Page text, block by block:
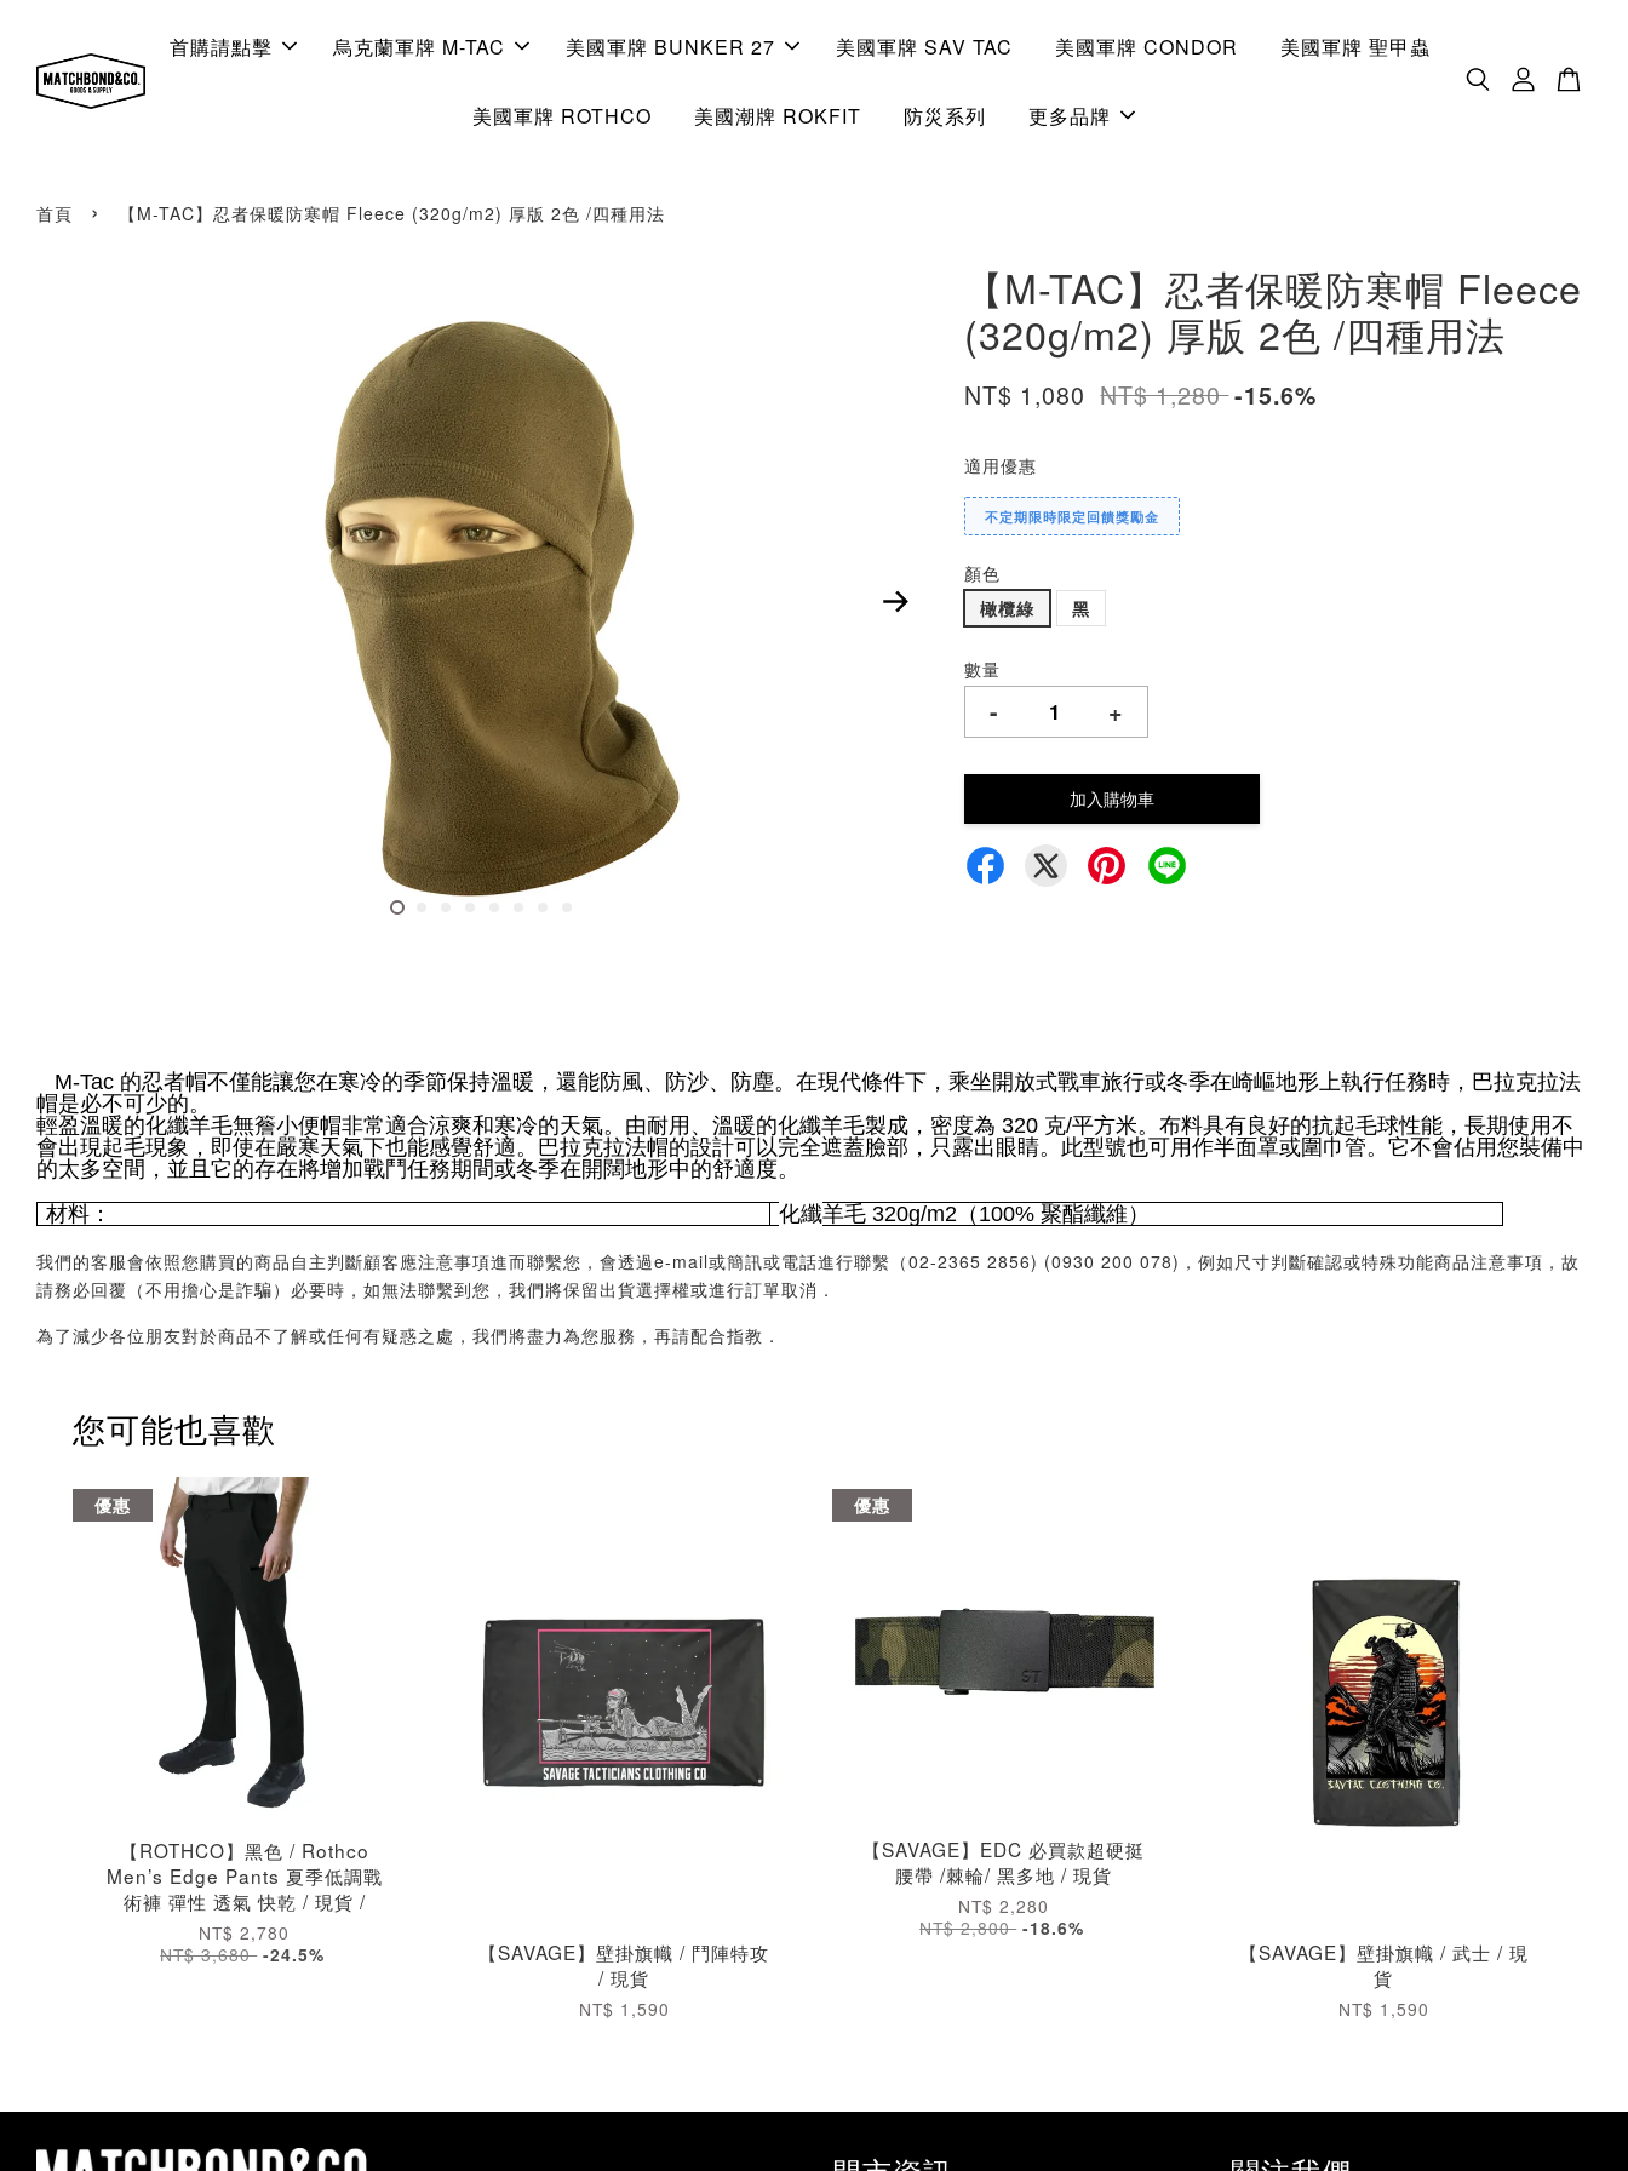
首購請點擊 烏克蘭軍牌 M-TAC 美國軍牌 BUNKER 27 美國軍牌 SAV TAC 美國軍牌 CONDOR 美國軍牌 聖甲蟲
美國軍牌 ROTHCO 美國潮牌 ROKFIT 防災系列 更多品牌
首頁 › 【M-TAC】忍者保暖防寒帽 Fleece (320g/m2) 厚版 2色 /四種用法
【M-TAC】忍者保暖防寒帽 Fleece
(320g/m2) 厚版 2色 /四種用法
NT$ 1,080 NT$ 1,280-15.6%
適用優惠
不定期限時限定回饋獎勵金
顏色
橄欖綠
黑
數量
- +
加入購物車
M-Taс 的忍者帽不僅能讓您在寒冷的季節保持溫暖，還能防風、防沙、防塵。在現代條件下，乘坐開放式戰車旅行或冬季在崎嶇地形上執行任務時，巴拉克拉法
帽是必不可少的。
輕盈溫暖的化纖羊毛無簷小便帽非常適合涼爽和寒冷的天氣。由耐用、溫暖的化纖羊毛製成，密度為 320 克/平方米。布料具有良好的抗起毛球性能，長期使用不
會出現起毛現象，即使在嚴寒天氣下也能感覺舒適。巴拉克拉法帽的設計可以完全遮蓋臉部，只露出眼睛。此型號也可用作半面罩或圍巾管。它不會佔用您裝備中
的太多空間，並且它的存在將增加戰鬥任務期間或冬季在開闊地形中的舒適度。
材料：
化纖羊毛 320g/m2（100% 聚酯纖維）
我們的客服會依照您購買的商品自主判斷顧客應注意事項進而聯繫您，會透過e-mail或簡訊或電話進行聯繫（02-2365 2856) (0930 200 078)，例如尺寸判斷確認或特殊功能商品注意事項，故
請務必回覆（不用擔心是詐騙）必要時，如無法聯繫到您，我們將保留出貨選擇權或進行訂單取消．
為了減少各位朋友對於商品不了解或任何有疑惑之處，我們將盡力為您服務，再請配合指教．
您可能也喜歡
優惠
【ROTHCO】黑色 / Rothco
Men’s Edge Pants 夏季低調戰
術褲 彈性 透氣 快乾 / 現貨 /
NT$ 2,780
NT$ 3,680 -24.5%
【SAVAGE】壁掛旗幟 / 鬥陣特攻
/ 現貨
NT$ 1,590
優惠
【SAVAGE】EDC 必買款超硬挺
腰帶 /棘輪/ 黑多地 / 現貨
NT$ 2,280
NT$ 2,800 -18.6%
【SAVAGE】壁掛旗幟 / 武士 / 現
貨
NT$ 1,590